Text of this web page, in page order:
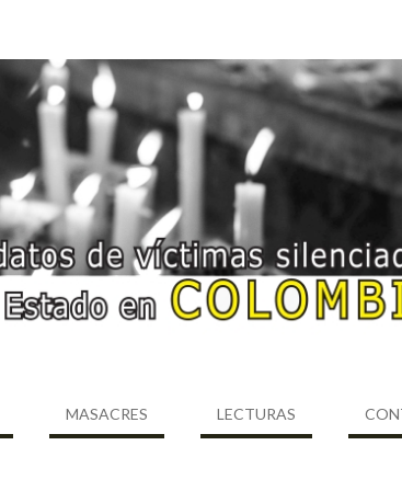
MASACRES LECTURAS